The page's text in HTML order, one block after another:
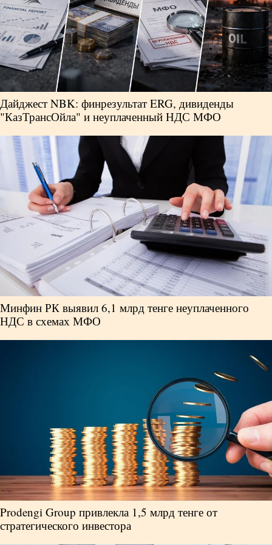
Дайджест NBK: финрезультат ERG, дивиденды
"КазТрансОйла" и неуплаченный НДС МФО
Минфин РК выявил 6,1 млрд тенге неуплаченного
НДС в схемах МФО
Prodengi Group привлекла 1,5 млрд тенге от
стратегического инвестора